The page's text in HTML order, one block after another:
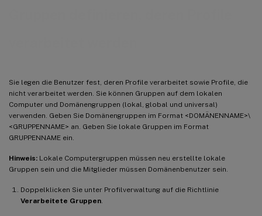
Sie legen die Benutzer fest, deren Profile verarbeitet sowie Profile, die
nicht verarbeitet werden. Sie können Gruppen auf dem lokalen
Computer und Domänengruppen (lokal, global und universal)
verwenden. Geben Sie Domänengruppen im Format <DOMÄNENNAME>\
<GRUPPENNAME> an. Geben Sie lokale Gruppen im Format
GRUPPENNAME ein.
Hinweis: Lokale Computergruppen müssen neu erstellte lokale
Gruppen sein und die Mitglieder müssen Domänenbenutzer sein.
Doppelklicken Sie unter Profilverwaltung auf die Richtlinie
Verarbeitete Gruppen